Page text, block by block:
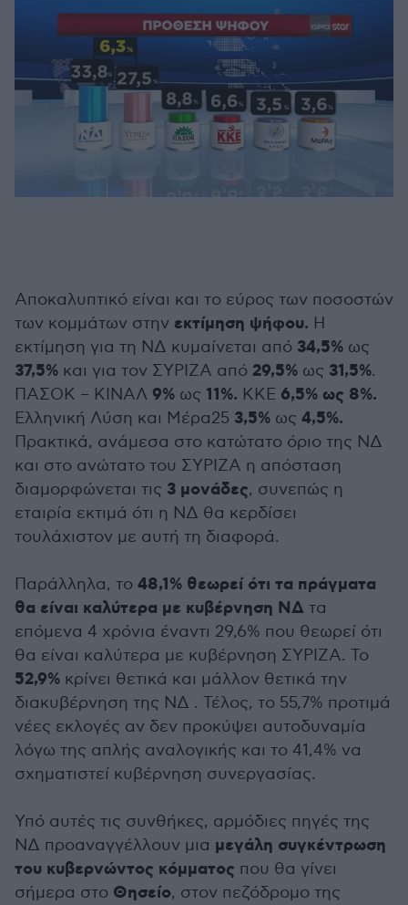
Αποκαλυπτικό είναι και το εύρος των ποσοστών
των κομμάτων στην εκτίμηση ψήφου. Η
εκτίμηση για τη ΝΔ κυμαίνεται από 34,5% ως
37,5% και για τον ΣΥΡΙΖΑ από 29,5% ως 31,5%.
ΠΑΣΟΚ – ΚΙΝΑΛ 9% ως 11%. ΚΚΕ 6,5% ως 8%.
Ελληνική Λύση και Μέρα25 3,5% ως 4,5%.
Πρακτικά, ανάμεσα στο κατώτατο όριο της ΝΔ
και στο ανώτατο του ΣΥΡΙΖΑ η απόσταση
διαμορφώνεται τις 3 μονάδες, συνεπώς η
εταιρία εκτιμά ότι η ΝΔ θα κερδίσει
τουλάχιστον με αυτή τη διαφορά.
Παράλληλα, το 48,1% θεωρεί ότι τα πράγματα
θα είναι καλύτερα με κυβέρνηση ΝΔ τα
επόμενα 4 χρόνια έναντι 29,6% που θεωρεί ότι
θα είναι καλύτερα με κυβέρνηση ΣΥΡΙΖΑ. Το
52,9% κρίνει θετικά και μάλλον θετικά την
διακυβέρνηση της ΝΔ . Τέλος, το 55,7% προτιμά
νέες εκλογές αν δεν προκύψει αυτοδυναμία
λόγω της απλής αναλογικής και το 41,4% να
σχηματιστεί κυβέρνηση συνεργασίας.
Υπό αυτές τις συνθήκες, αρμόδιες πηγές της
ΝΔ προαναγγέλλουν μια μεγάλη συγκέντρωση
του κυβερνώντος κόμματος που θα γίνει
σήμερα στο Θησείο, στον πεζόδρομο της